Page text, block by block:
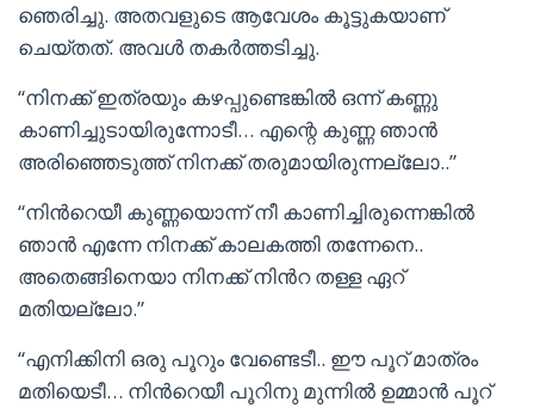
ഞെരിച്ചു. അതവളുടെ ആവേശം കൂട്ടുകയാണ്
ചെയ്തത്. അവൾ തകർത്തടിച്ചു.
“നിനക്ക് ഇത്രയും കഴപ്പുണ്ടെങ്കിൽ ഒന്ന് കണ്ണു
കാണിച്ചുടായിരുന്നോടീ… എന്റെ കുണ്ണ ഞാൻ
അരിഞ്ഞെടുത്ത് നിനക്ക് തരുമായിരുന്നല്ലോ..”
“നിൻറെയീ കുണ്ണയൊന്ന് നീ കാണിച്ചിരുന്നെങ്കിൽ
ഞാൻ എന്നേ നിനക്ക് കാലകത്തി തന്നേനെ..
അതെങ്ങിനെയാ നിനക്ക് നിൻറ തള്ള ഏറ്
മതിയല്ലോ.”
“എനിക്കിനി ഒരു പൂറും വേണ്ടെടീ.. ഈ പൂറ് മാത്രം
മതിയെടീ… നിൻറെയീ പൂറിനു മുന്നിൽ ഉമ്മാൻ പൂറ്